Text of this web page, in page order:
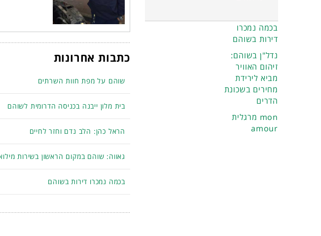
כתבות אחרונות
שוהם על מפת חוות השרתים
בית מלון ייבנה בכניסה הדרומית לשוהם
הראל כהן: הלב נדם וחזר לחיים
גאווה: שוהם במקום הראשון בשירות
בכמה נמכרו דירות בשוהם
בכמה נמכרו
דירות בשוהם
נדל"ן בשוהם:
זיהום האוויר
מביא לירידת
מחירים בשכונת
הדרים
מרגלית mon
amour